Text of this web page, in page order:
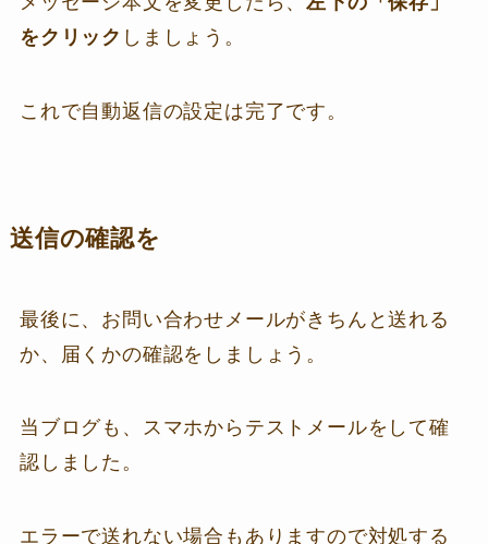
をクリック しましょう。
これで自動返信の設定は完了です。
送信の確認を
最後に、お問い合わせメールがきちんと送れる
か、届くかの確認をしましょう。
当ブログも、スマホからテストメールをして確
認しました。
エラーで送れない場合もありますので対処する